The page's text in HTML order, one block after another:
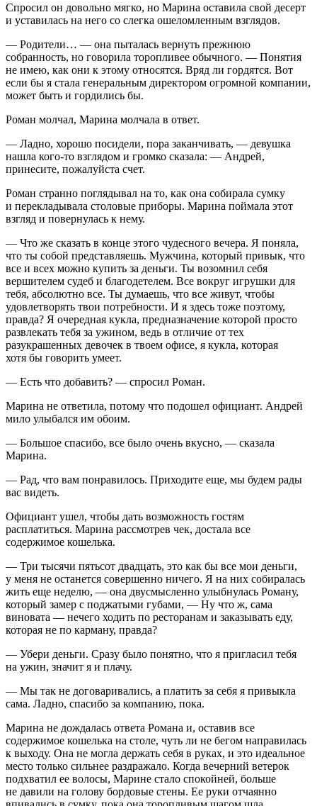
Спросил он довольно мягко, но Марина оставила свой десерт
и уставилась на него со слегка ошеломленным взглядов.
— Родители… — она пыталась вернуть прежнюю
собранность, но говорила торопливее обычного. — Понятия
не имею, как они к этому относятся. Вряд ли гордятся. Вот
если бы я стала генеральным директором огромной компании,
может быть и гордились бы.
Роман молчал, Марина молчала в ответ.
— Ладно, хорошо посидели, пора заканчивать, — девушка
нашла кого-то взглядом и громко сказала: — Андрей,
принесите, пожалуйста счет.
Роман странно поглядывал на то, как она собирала сумку
и перекладывала столовые приборы. Марина поймала этот
взгляд и повернулась к нему.
— Что же сказать в конце этого чудесного вечера. Я поняла,
что ты собой представляешь. Мужчина, который привык, что
все и всех можно купить за деньги. Ты возомнил себя
вершителем судеб и благодетелем. Все вокруг игрушки для
тебя, абсолютно все. Ты думаешь, что все живут, чтобы
удовлетворять твои потребности. И я здесь тоже поэтому,
правда? Я очередная кукла, предназначение которой просто
развлекать тебя за ужином, ведь в отличие от тех
разукрашенных девочек в твоем офисе, я кукла, которая
хотя бы говорить умеет.
— Есть что добавить? — спросил Роман.
Марина не ответила, потому что подошел официант. Андрей
мило улыбался им обоим.
— Большое спасибо, все было очень вкусно, — сказала
Марина.
— Рад, что вам понравилось. Приходите еще, мы будем рады
вас видеть.
Официант ушел, чтобы дать возможность гостям
расплатиться. Марина рассмотрев чек, достала все
содержимое кошелька.
— Три тысячи пятьсот двадцать, это как бы все мои деньги,
у меня не останется совершенно ничего. Я на них собиралась
жить еще неделю, — она двусмысленно улыбнулась Роману,
который замер с поджатыми губами, — Ну что ж, сама
виновата — нечего ходить по ресторанам и заказывать еду,
которая не по карману, правда?
— Убери деньги. Сразу было понятно, что я пригласил тебя
на ужин, значит я и плачу.
— Мы так не договаривались, а платить за себя я привыкла
сама. Ладно, спасибо за компанию, пока.
Марина не дождалась ответа Романа и, оставив все
содержимое кошелька на столе, чуть ли не бегом направилась
к выходу. Она не могла держать себя в руках, и это идеальное
место только сильнее раздражало. Когда вечерний ветерок
подхватил ее волосы, Марине стало спокойней, больше
не давили на голову бордовые стены. Ее руки отчаянно